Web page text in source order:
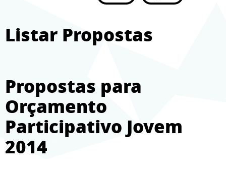
Listar Propostas
Propostas para
Orçamento
Participativo Jovem
2014